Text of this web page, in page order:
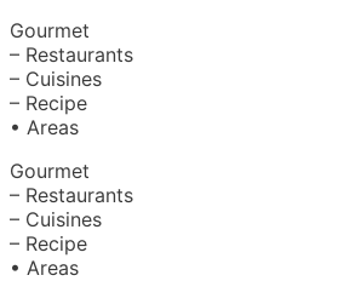
Gourmet
– Restaurants
– Cuisines
– Recipe
• Areas
Gourmet
– Restaurants
– Cuisines
– Recipe
• Areas